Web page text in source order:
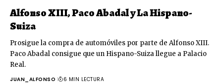
Alfonso XIII, Paco Abadal y La Hispano-
Suiza
Prosigue la compra de automóviles por parte de Alfonso XIII.
Paco Abadal consigue que un Hispano-Suiza llegue a Palacio
Real.
JUAN_ALFONSO 6 MIN LECTURA